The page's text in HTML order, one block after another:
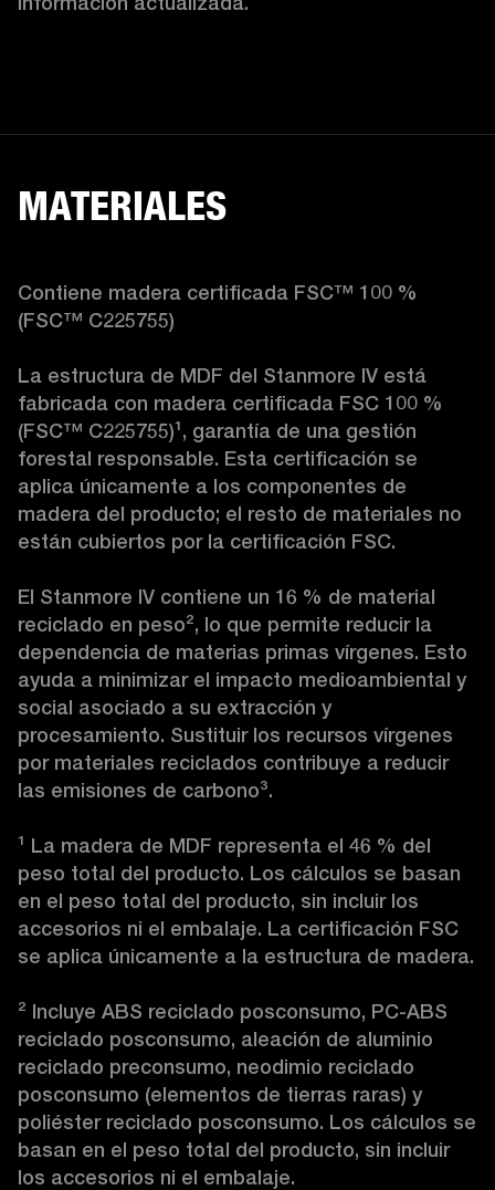
MATERIALES
Contiene madera certificada FSC™ 100 %
(FSC™ C225755)
La estructura de MDF del Stanmore IV está
fabricada con madera certificada FSC 100 %
(FSC™ C225755)¹, garantía de una gestión
forestal responsable. Esta certificación se
aplica únicamente a los componentes de
madera del producto; el resto de materiales no
están cubiertos por la certificación FSC.
El Stanmore IV contiene un 16 % de material
reciclado en peso², lo que permite reducir la
dependencia de materias primas vírgenes. Esto
ayuda a minimizar el impacto medioambiental y
social asociado a su extracción y
procesamiento. Sustituir los recursos vírgenes
por materiales reciclados contribuye a reducir
las emisiones de carbono³.
¹ La madera de MDF representa el 46 % del
peso total del producto. Los cálculos se basan
en el peso total del producto, sin incluir los
accesorios ni el embalaje. La certificación FSC
se aplica únicamente a la estructura de madera.
² Incluye ABS reciclado posconsumo, PC-ABS
reciclado posconsumo, aleación de aluminio
reciclado preconsumo, neodimio reciclado
posconsumo (elementos de tierras raras) y
poliéster reciclado posconsumo. Los cálculos se
basan en el peso total del producto, sin incluir
los accesorios ni el embalaje.